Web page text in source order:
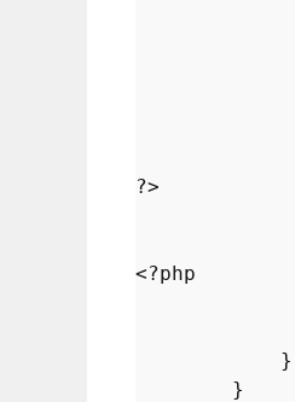
?>
<?php
            }
        }